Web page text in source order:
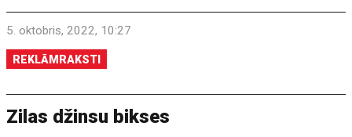
5. oktobris, 2022, 10:27
REKLĀMRAKSTI
Zilas džinsu bikses